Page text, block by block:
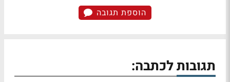
הוספת תגובה
תגובות לכתבה: